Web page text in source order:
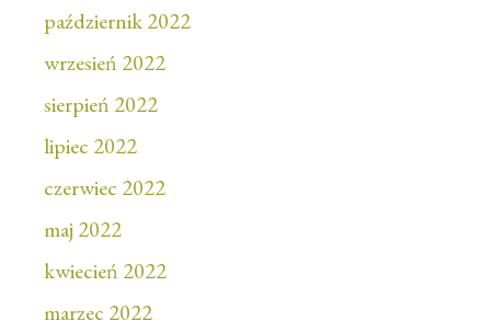
październik 2022
wrzesień 2022
sierpień 2022
lipiec 2022
czerwiec 2022
maj 2022
kwiecień 2022
marzec 2022